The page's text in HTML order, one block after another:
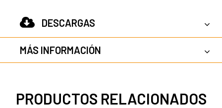
DESCARGAS
MÁS INFORMACIÓN
PRODUCTOS RELACIONADOS